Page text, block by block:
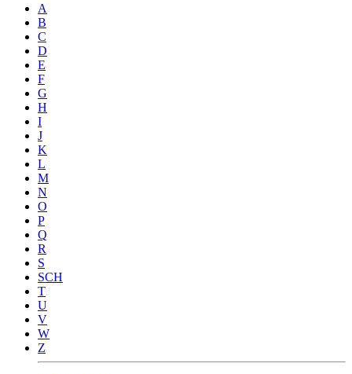
A
B
C
D
E
F
G
H
I
J
K
L
M
N
O
P
Q
R
S
SCH
T
U
V
W
Z